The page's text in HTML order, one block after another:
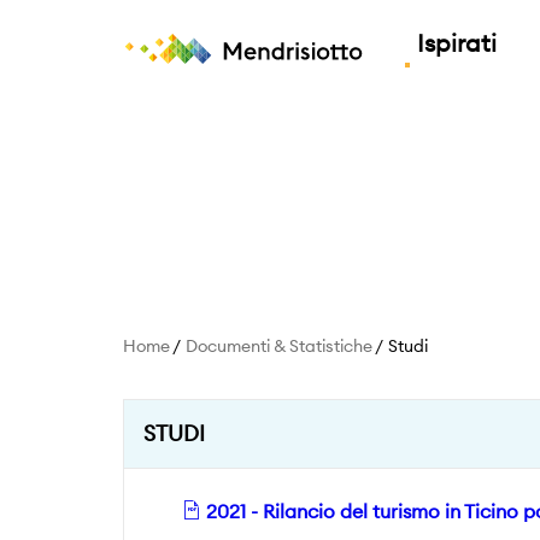
Ispirati
Home Documenti & Statistiche Studi
STUDI
2021 - Rilancio del turismo in Ticino